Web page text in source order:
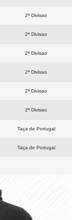
2ª Divisao
2ª Divisao
2ª Divisao
2ª Divisao
2ª Divisao
2ª Divisao
Taça de Portugal
Taça de Portugal